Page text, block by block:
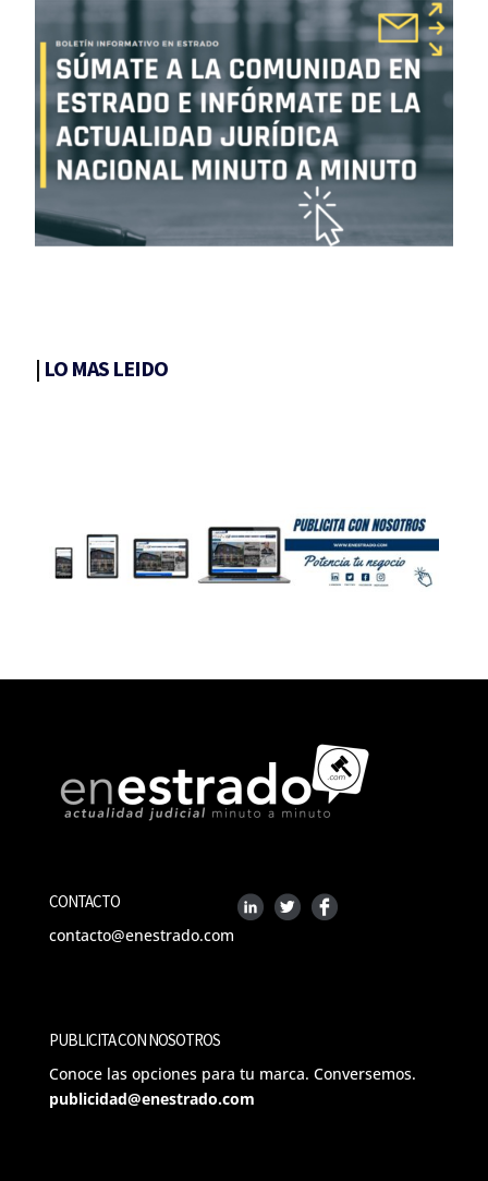
| LO MAS LEIDO
CONTACTO
contacto@enestrado.com
PUBLICITA CON NOSOTROS
Conoce las opciones para tu marca. Conversemos.
publicidad@enestrado.com